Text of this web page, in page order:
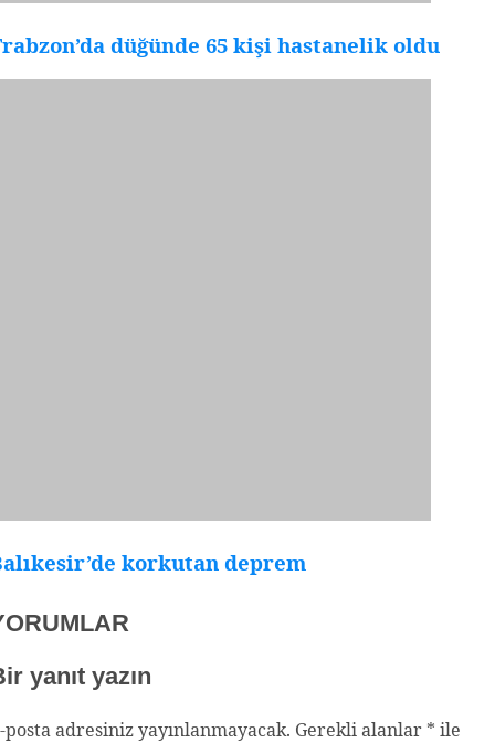
düğünde 65 kişi hastanelik oldu
korkutan deprem
yanıt yazın
posta adresiniz yayınlanmayacak. Gerekli alanlar * ile